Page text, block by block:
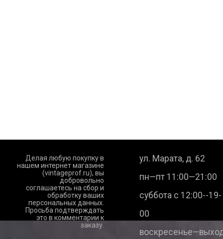
Делая любую покупку в
нашем интернет магазине
(vintageprof.ru), вы
добровольно
соглашаетесь на сбор и
обработку ваших
персональных данных.
Просьба подтверждать
это в комментарии к
заказу.
ул. Марата, д. 62
пн—пт 11:00—21:00
суббота с 12:00--19-
00